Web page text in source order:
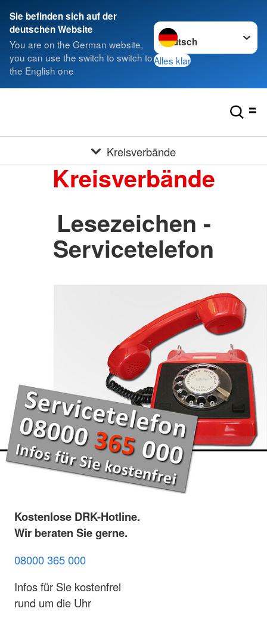
Sie befinden sich auf der
deutschen Website
You are on the German website,
you can use the switch to switch to
the English one
Sprache wechseln zu
Alles klar
Kreisverbände
Kreisverbände
Lesezeichen -
Servicetelefon
Kostenlose DRK-Hotline.
Wir beraten Sie gerne.
08000 365 000
Infos für Sie kostenfrei
rund um die Uhr